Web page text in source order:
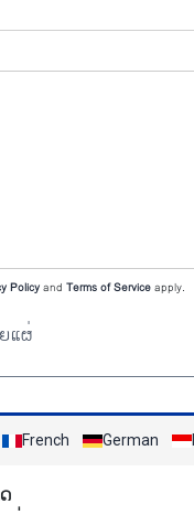
Policyand Terms of Serviceapply.
ແຜ່
French German